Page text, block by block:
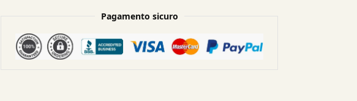
Pagamento sicuro